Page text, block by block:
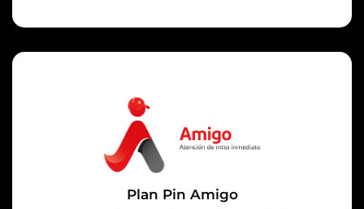
Plan Pin Amigo